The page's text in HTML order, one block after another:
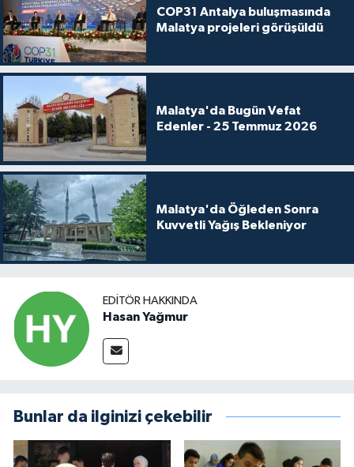
COP31 Antalya buluşmasında
Malatya projeleri görüşüldü
Malatya'da Bugün Vefat
Edenler - 25 Temmuz 2026
Malatya'da Öğleden Sonra
Kuvvetli Yağış Bekleniyor
EDITÖR HAKKINDA
Hasan Yağmur
Bunlar da ilginizi çekebilir